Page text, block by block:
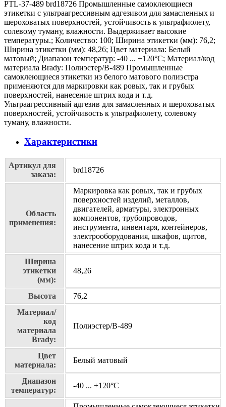
PTL-37-489 brd18726 Промышленные самоклеющиеся
этикетки с ультраагрессивным адгезивом для замасленных и
шероховатых поверхностей, устойчивость к ультрафиолету,
солевому туману, влажности. Выдерживает высокие
температуры.; Количество: 100; Ширина этикетки (мм): 76,2;
Ширина этикетки (мм): 48,26; Цвет материала: Белый
матовый; Диапазон температур: -40 ... +120°С; Материал/код
материала Brady: Полиэстер/В-489 Промышленные
самоклеющиеся этикетки из белого матового полиэстра
применяются для маркировки как ровых, так и грубых
поверхностей, нанесение штрих кода и т.д.
Ультраагрессивный адгезив для замасленных и шероховатых
поверхностей, устойчивость к ультрафиолету, солевому
туману, влажности.
Характеристики
Артикул для
заказа:
brd18726
Область
применения:
Маркировка как ровых, так и грубых
поверхностей изделий, металлов,
двигателей, арматуры, электронных
компонентов, трубопроводов,
инструмента, инвентаря, контейнеров,
электрооборудования, шкафов, щитов,
нанесение штрих кода и т.д.
Ширина
этикетки
(мм):
48,26
Высота
76,2
Материал/
код
материала
Brady:
Полиэстер/В-489
Цвет
материала:
Белый матовый
Диапазон
температур:
-40 ... +120°С